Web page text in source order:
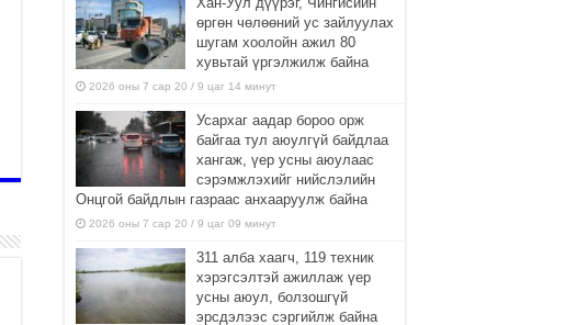
өргөн чөлөөний ус зайлуулах
шугам хоолойн ажил 80
хувьтай үргэлжилж байна
2026 оны 7 сар 20 / 9 цаг 14 минут
Усархаг аадар бороо орж
байгаа тул аюулгүй байдлаа
хангаж, үер усны аюулаас
сэрэмжлэхийг нийслэлийн
Онцгой байдлын газраас анхааруулж байна
2026 оны 7 сар 20 / 9 цаг 09 минут
311 алба хаагч, 119 техник
хэрэгсэлтэй ажиллаж үер
усны аюул, болзошгүй
эрсдэлээс сэргийлж байна